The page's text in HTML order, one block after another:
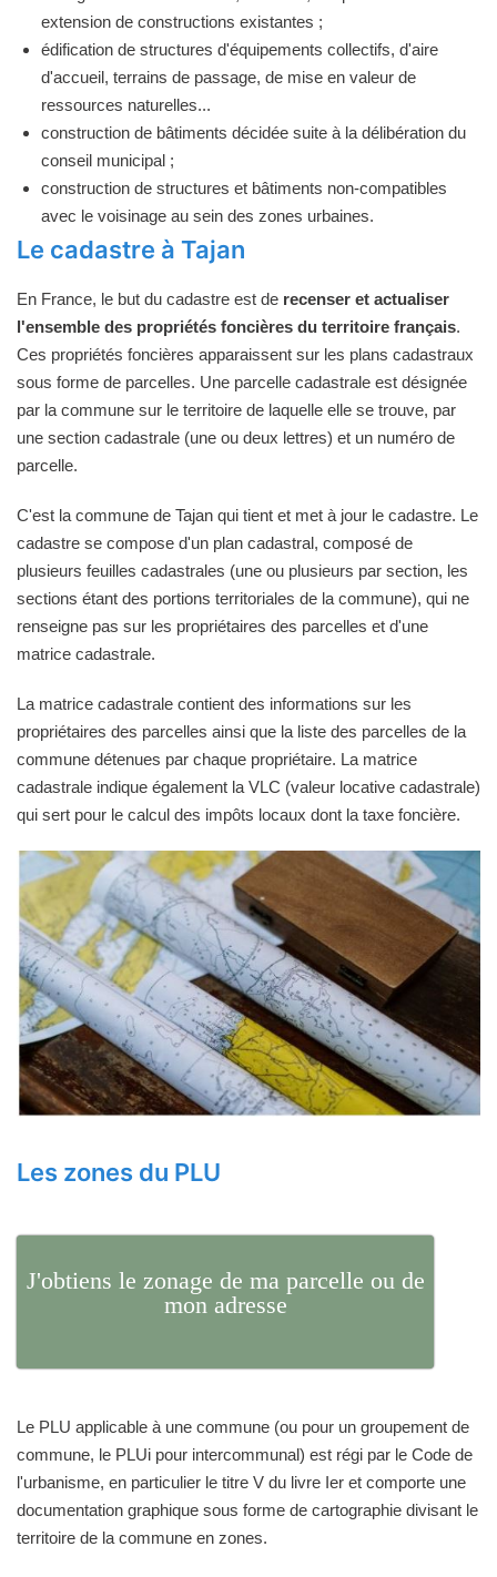
extension de constructions existantes ;
édification de structures d'équipements collectifs, d'aire
d'accueil, terrains de passage, de mise en valeur de
ressources naturelles...
construction de bâtiments décidée suite à la délibération du
conseil municipal ;
construction de structures et bâtiments non-compatibles
avec le voisinage au sein des zones urbaines.
Le cadastre à Tajan
En France, le but du cadastre est de recenser et actualiser
l'ensemble des propriétés foncières du territoire français.
Ces propriétés foncières apparaissent sur les plans cadastraux
sous forme de parcelles. Une parcelle cadastrale est désignée
par la commune sur le territoire de laquelle elle se trouve, par
une section cadastrale (une ou deux lettres) et un numéro de
parcelle.
C'est la commune de Tajan qui tient et met à jour le cadastre. Le
cadastre se compose d'un plan cadastral, composé de
plusieurs feuilles cadastrales (une ou plusieurs par section, les
sections étant des portions territoriales de la commune), qui ne
renseigne pas sur les propriétaires des parcelles et d'une
matrice cadastrale.
La matrice cadastrale contient des informations sur les
propriétaires des parcelles ainsi que la liste des parcelles de la
commune détenues par chaque propriétaire. La matrice
cadastrale indique également la VLC (valeur locative cadastrale)
qui sert pour le calcul des impôts locaux dont la taxe foncière.
Les zones du PLU
J'obtiens le zonage de ma parcelle ou de
mon adresse
Le PLU applicable à une commune (ou pour un groupement de
commune, le PLUi pour intercommunal) est régi par le Code de
l'urbanisme, en particulier le titre V du livre Ier et comporte une
documentation graphique sous forme de cartographie divisant le
territoire de la commune en zones.